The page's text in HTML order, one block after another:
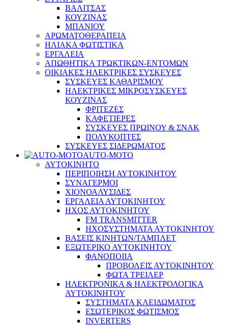
ΒΑΛΙΤΣΑΣ
ΚΟΥΖΙΝΑΣ
ΜΠΑΝΙΟΥ
ΑΡΩΜΑΤΟΘΕΡΑΠΕΙΑ
ΗΛΙΑΚΑ ΦΩΤΙΣΤΙΚΑ
ΕΡΓΑΛΕΙΑ
ΑΠΩΘΗΤΙΚΑ ΤΡΩΚΤΙΚΩΝ-ΕΝΤΟΜΩΝ
ΟΙΚΙΑΚΕΣ ΗΛΕΚΤΡΙΚΕΣ ΣΥΣΚΕΥΕΣ
ΣΥΣΚΕΥΕΣ ΚΑΘΑΡΙΣΜΟΥ
ΗΛΕΚΤΡΙΚΕΣ ΜΙΚΡΟΣΥΣΚΕΥΕΣ
ΚΟΥΖΙΝΑΣ
ΦΡΙΤΕΖΕΣ
ΚΑΦΕΤΙΕΡΕΣ
ΣΥΣΚΕΥΕΣ ΠΡΩΙΝΟΥ & ΣΝΑΚ
ΠΟΛΥΚΟΠΤΕΣ
ΣΥΣΚΕΥΕΣ ΣΙΔΕΡΩΜΑΤΟΣ
AUTO-MOTO
ΑΥΤΟΚΙΝΗΤΟ
ΠΕΡΙΠΟΙΗΣΗ ΑΥΤΟΚΙΝΗΤΟΥ
ΣΥΝΑΓΕΡΜΟΙ
ΧΙΟΝΟΑΛΥΣΙΔΕΣ
ΕΡΓΑΛΕΙΑ ΑΥΤΟΚΙΝΗΤΟΥ
ΗΧΟΣ ΑΥΤΟΚΙΝΗΤΟΥ
FM TRANSMITTER
ΗΧΟΣΥΣΤΗΜΑΤΑ ΑΥΤΟΚΙΝΗΤΟΥ
ΒΑΣΕΙΣ ΚΙΝΗΤΩΝ/ΤΑΜΠΛΕΤ
ΕΞΩΤΕΡΙΚΟ ΑΥΤΟΚΙΝΗΤΟΥ
ΦΑΝΟΠΟΙΙΑ
ΠΡΟΒΟΛΕΙΣ ΑΥΤΟΚΙΝΗΤΟΥ
ΦΩΤΑ ΤΡΕΙΛΕΡ
ΗΛΕΚΤΡΟΝΙΚΑ & ΗΛΕΚΤΡΟΛΟΓΙΚΑ
ΑΥΤΟΚΙΝΗΤΟΥ
ΣΥΣΤΗΜΑΤΑ ΚΛΕΙΔΩΜΑΤΟΣ
ΕΣΩΤΕΡΙΚΟΣ ΦΩΤΙΣΜΟΣ
INVERTERS